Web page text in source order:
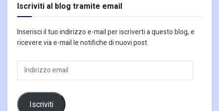
Iscriviti al blog tramite email
Inserisci il tuo indirizzo e-mail per iscriverti a questo blog, e
ricevere via e-mail le notifiche di nuovi post.
Indirizzo
email
Iscriviti